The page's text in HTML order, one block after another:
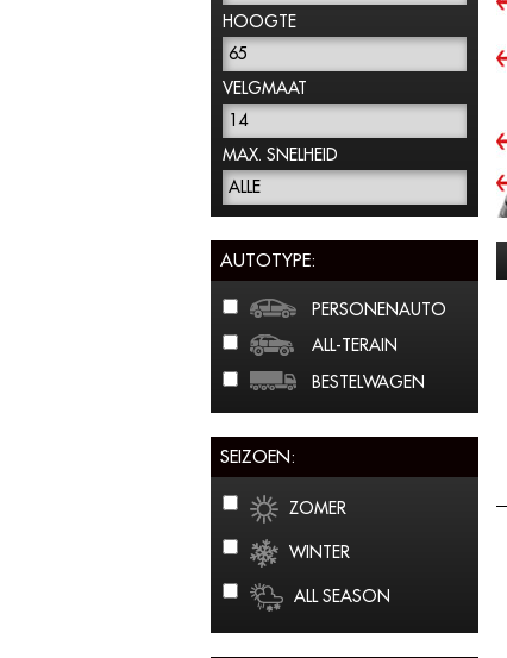
HOOGTE
65
VELGMAAT
14
MAX. SNELHEID
ALLE
AUTOTYPE:
PERSONENAUTO
ALL-TERAIN
BESTELWAGEN
SEIZOEN:
ZOMER
WINTER
ALL SEASON